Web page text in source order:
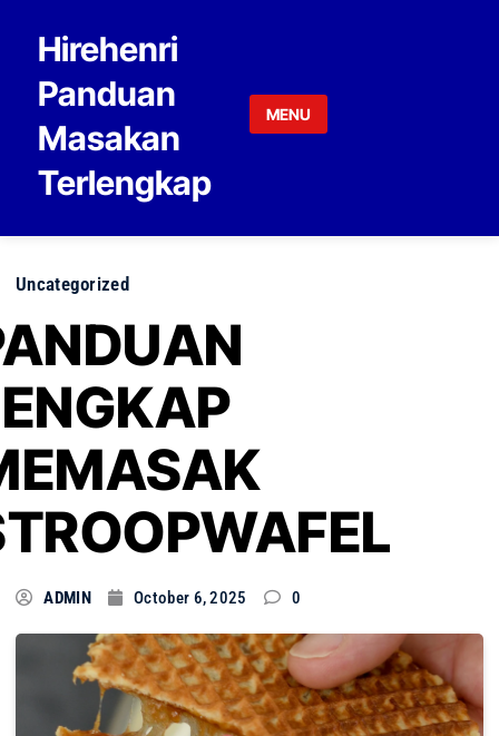
Hirehenri
Panduan
Masakan
Terlengkap
MENU
Uncategorized
ADMIN October 6, 2025 0